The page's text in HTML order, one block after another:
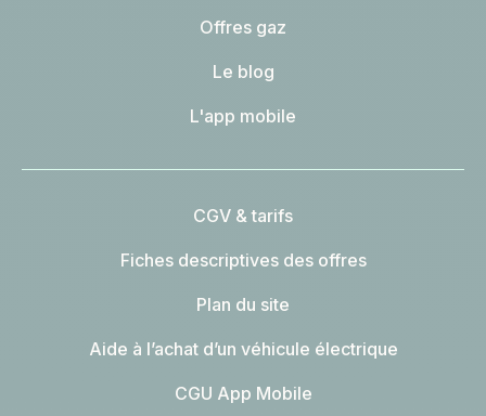
Offres gaz
Le blog
L'app mobile
CGV & tarifs
Fiches descriptives des offres
Plan du site
Aide à l’achat d’un véhicule électrique
CGU App Mobile